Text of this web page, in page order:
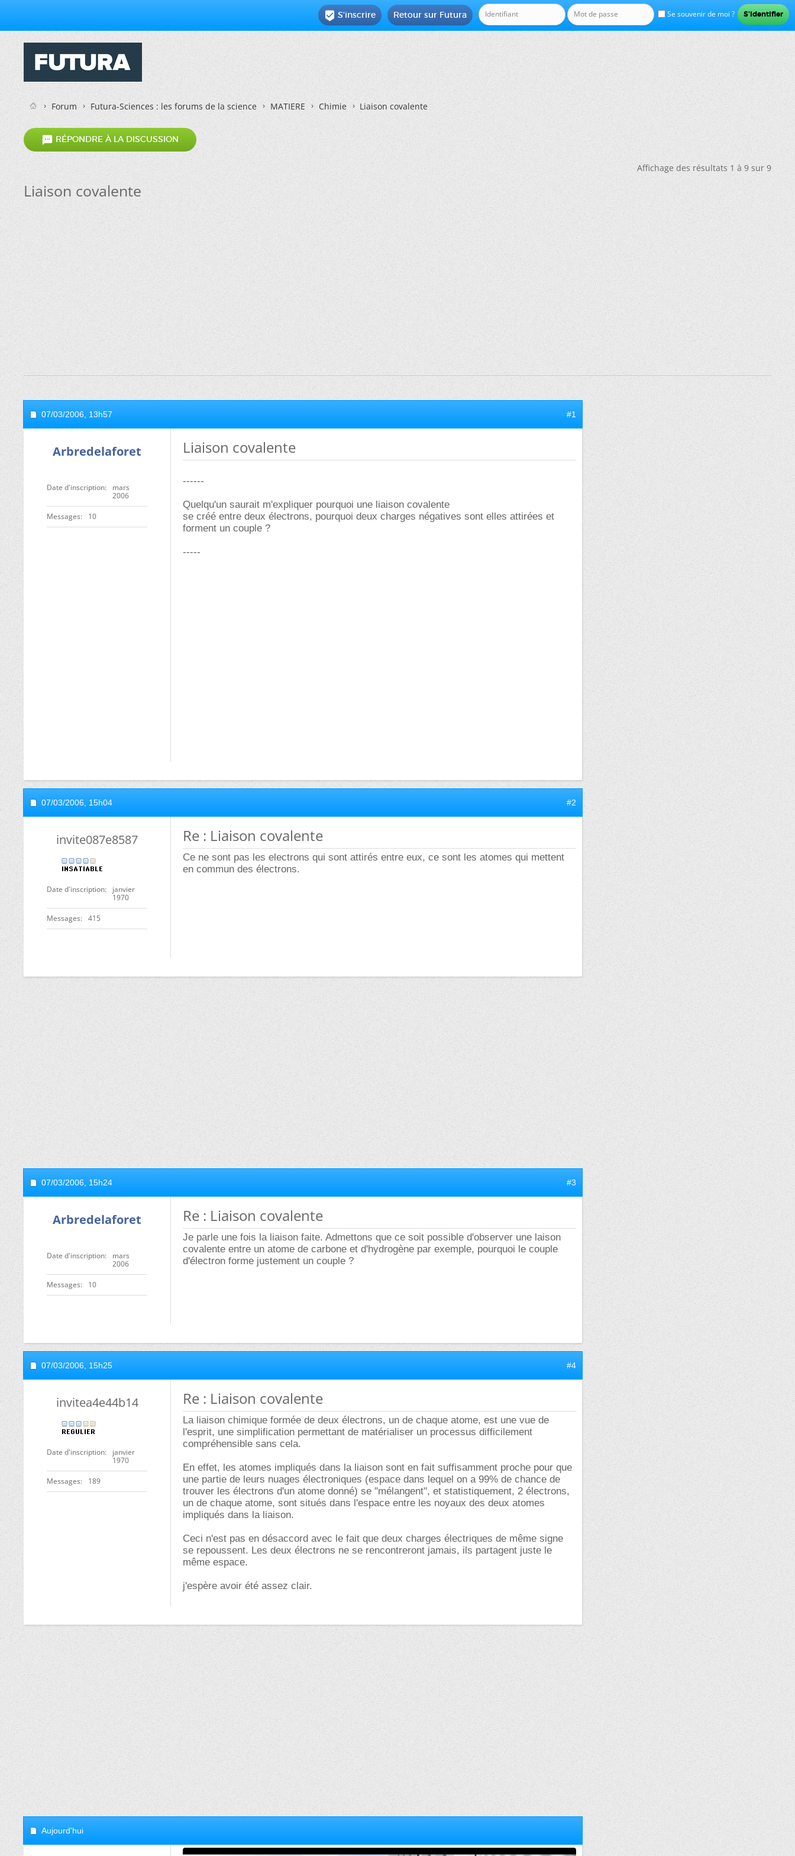
Se souvenir de moi ?
Retour sur Futura
 S'inscrire
Forum Futura-Sciences : les forums de la science MATIERE Chimie Liaison covalente
 RÉPONDRE À LA DISCUSSION
Affichage des résultats 1 à 9 sur 9
Liaison covalente
07/03/2006, 13h57 #1
Arbredelaforet
Date d'inscription
mars
2006
Messages 10
Liaison covalente
------
Quelqu'un saurait m'expliquer pourquoi une liaison covalente
se créé entre deux électrons, pourquoi deux charges négatives sont elles attirées et
forment un couple ?
-----
07/03/2006, 15h04 #2
invite087e8587
Date d'inscription
janvier
1970
Messages 415
Re : Liaison covalente
Ce ne sont pas les electrons qui sont attirés entre eux, ce sont les atomes qui mettent
en commun des électrons.
07/03/2006, 15h24 #3
Arbredelaforet
Date d'inscription
mars
2006
Messages 10
Re : Liaison covalente
Je parle une fois la liaison faite. Admettons que ce soit possible d'observer une laison
covalente entre un atome de carbone et d'hydrogène par exemple, pourquoi le couple
d'électron forme justement un couple ?
07/03/2006, 15h25 #4
invitea4e44b14
Date d'inscription
janvier
1970
Messages 189
Re : Liaison covalente
La liaison chimique formée de deux électrons, un de chaque atome, est une vue de
l'esprit, une simplification permettant de matérialiser un processus difficilement
compréhensible sans cela.
En effet, les atomes impliqués dans la liaison sont en fait suffisamment proche pour que
une partie de leurs nuages électroniques (espace dans lequel on a 99% de chance de
trouver les électrons d'un atome donné) se "mélangent", et statistiquement, 2 électrons,
un de chaque atome, sont situés dans l'espace entre les noyaux des deux atomes
impliqués dans la liaison.
Ceci n'est pas en désaccord avec le fait que deux charges électriques de même signe
se repoussent. Les deux électrons ne se rencontreront jamais, ils partagent juste le
même espace.
j'espère avoir été assez clair.
Aujourd'hui